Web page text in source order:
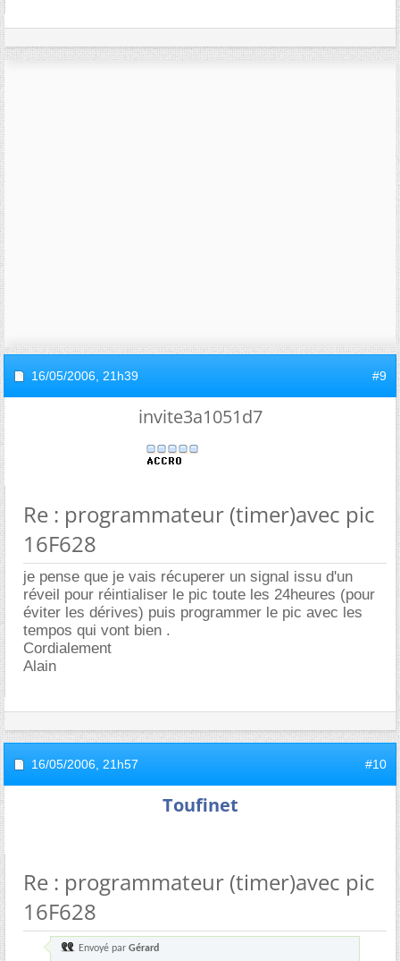
16/05/2006, 21h39 #9
invite3a1051d7
Re : programmateur (timer)avec pic
16F628
je pense que je vais récuperer un signal issu d'un
réveil pour réintialiser le pic toute les 24heures (pour
éviter les dérives) puis programmer le pic avec les
tempos qui vont bien .
Cordialement
Alain
16/05/2006, 21h57 #10
Toufinet
Re : programmateur (timer)avec pic
16F628
Envoyé par Gérard